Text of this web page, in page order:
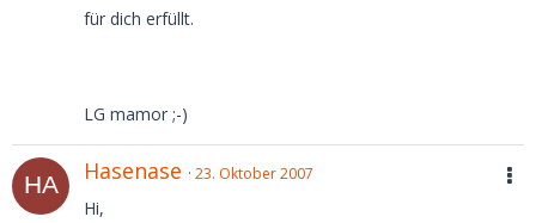
für dich erfüllt.
LG mamor ;-)
Hasenase 23. Oktober 2007
Hi,